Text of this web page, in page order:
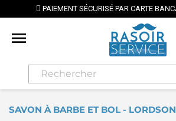
SÉCURISÉ PAR CARTE BANCAIRE

SAVON À BARBE ET BOL - LORDSON